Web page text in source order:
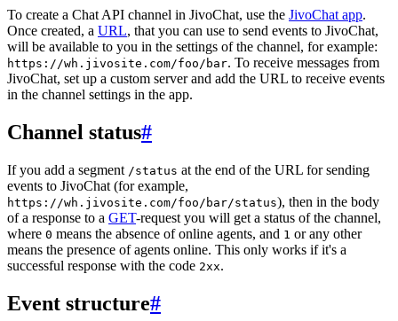
To create a Chat API channel in JivoChat, use the JivoChat app.
Once created, a URL, that you can use to send events to JivoChat,
will be available to you in the settings of the channel, for example:
https://wh.jivosite.com/foo/bar. To receive messages from
JivoChat, set up a custom server and add the URL to receive events
in the channel settings in the app.
Channel status#
If you add a segment /status at the end of the URL for sending
events to JivoChat (for example,
https://wh.jivosite.com/foo/bar/status), then in the body
of a response to a GET-request you will get a status of the channel,
where 0 means the absence of online agents, and 1 or any other
means the presence of agents online. This only works if it's a
successful response with the code 2xx.
Event structure#